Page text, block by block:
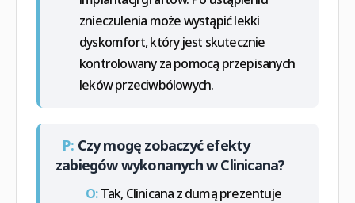
znieczulenia może wystąpić lekki
dyskomfort, który jest skutecznie
kontrolowany za pomocą przepisanych
leków przeciwbólowych.
P: Czy mogę zobaczyć efekty
zabiegów wykonanych w Clinicana?
O:Tak, Clinicana z dumą prezentuje